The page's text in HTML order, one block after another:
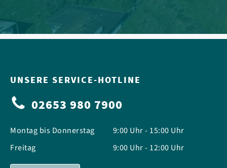
UNSERE SERVICE-HOTLINE
02653 980 7900
Montag bis Donnerstag
Freitag
9:00 Uhr - 15:00 Uhr
9:00 Uhr - 12:00 Uhr